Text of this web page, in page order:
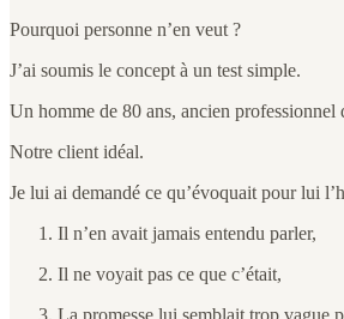
Pourquoi personne n’en veut ?
J’ai soumis le concept à un test simple.
Un homme de 80 ans, ancien
Notre client idéal.
Je lui ai demandé ce qu’évoquait pour lui
Il n’en avait jamais entendu parler,
Il ne voyait pas ce que c’était,
La promesse lui semblait trop vague